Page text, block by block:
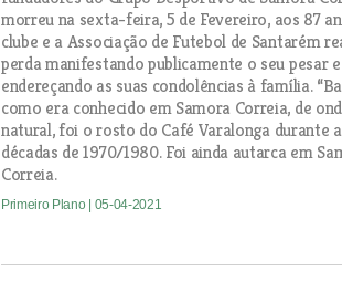
morreu na sexta-feira, 5 de Fevereiro, aos 87
clube e a Associação de Futebol de Santarém
perda manifestando publicamente o seu pesar e
endereçando as suas condolências à família.
como era conhecido em Samora Correia, de
natural, foi o rosto do Café Varalonga durante
décadas de 1970/1980. Foi ainda autarca em
Correia.
Primeiro Plano | 05-04-2021